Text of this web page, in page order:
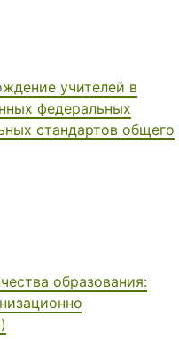
учителей в
федеральных
стандартов общего
образования: